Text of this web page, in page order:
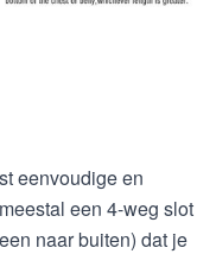
eenvoudige en
een 4-weg slot
naar buiten) dat je